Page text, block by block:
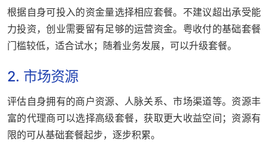
根据自身可投入的资金量选择相应套餐。不建议超出承受能
力投资，创业需要留有足够的运营资金。粤收付的基础套餐
门槛较低，适合试水；随着业务发展，可以升级套餐。
2. 市场资源
评估自身拥有的商户资源、人脉关系、市场渠道等。资源丰
富的代理商可以选择高级套餐，获取更大收益空间；资源有
限的可从基础套餐起步，逐步积累。